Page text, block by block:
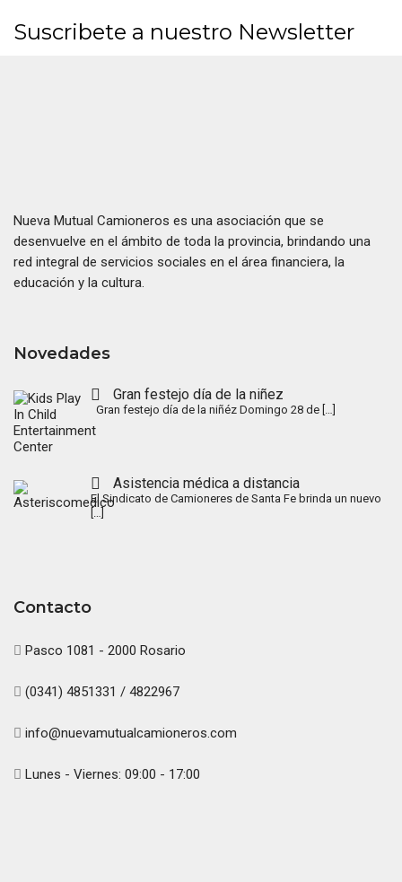
Suscribete a nuestro Newsletter
Nueva Mutual Camioneros es una asociación que se
desenvuelve en el ámbito de toda la provincia, brindando una
red integral de servicios sociales en el área financiera, la
educación y la cultura.
Novedades
Gran festejo día de la niñez
Gran festejo día de la niñéz Domingo 28 de […]
Asistencia médica a distancia
El Sindicato de Camioneres de Santa Fe brinda un nuevo
[…]
Contacto
Pasco 1081 - 2000 Rosario
(0341) 4851331 / 4822967
info@nuevamutualcamioneros.com
Lunes - Viernes: 09:00 - 17:00